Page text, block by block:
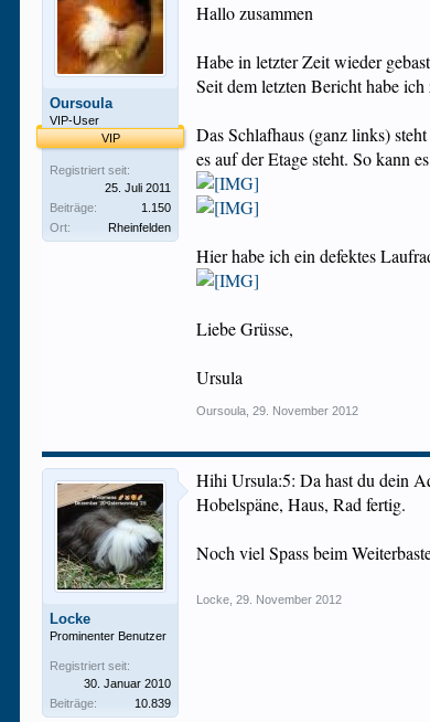
Oursoula
VIP-User
VIP
Registriert seit:
25. Juli 2011
Beiträge:
1.150
Ort:
Rheinfelden
Hallo zusammen
Habe in letzter Zeit wieder
Seit dem letzten Bericht habe
Das Schlafhaus (ganz links)
es auf der Etage steht. So kann
Hier habe ich ein defektes
Liebe Grüsse,
Ursula
Oursoula 29. November 2012
Locke
Prominenter Benutzer
Registriert seit:
30. Januar 2010
Beiträge:
10.839
Hihi Ursula:5: Da hast du dein
Hobelspäne, Haus, Rad fertig.
Noch viel Spass beim
Locke 29. November 2012